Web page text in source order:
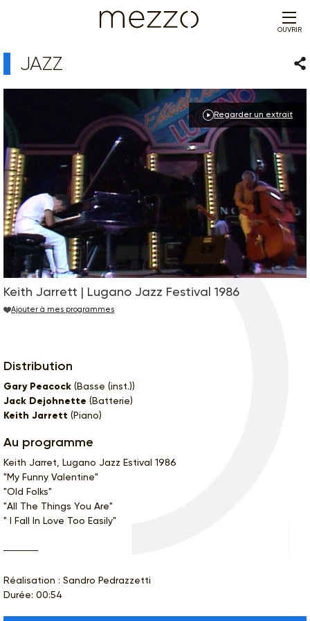
OUVRIR
JAZZ
Keith Jarrett | Lugano Jazz Festival 1986
Regarder un extrait
Ajouter à mes programmes
Distribution
Gary Peacock (Basse (inst.))
Jack Dejohnette (Batterie)
Keith Jarrett (Piano)
Au programme
Keith Jarret, Lugano Jazz Estival 1986
"My Funny Valentine"
"Old Folks"
"All The Things You Are"
" I Fall In Love Too Easily"
Réalisation : Sandro Pedrazzetti
Durée: 00:54